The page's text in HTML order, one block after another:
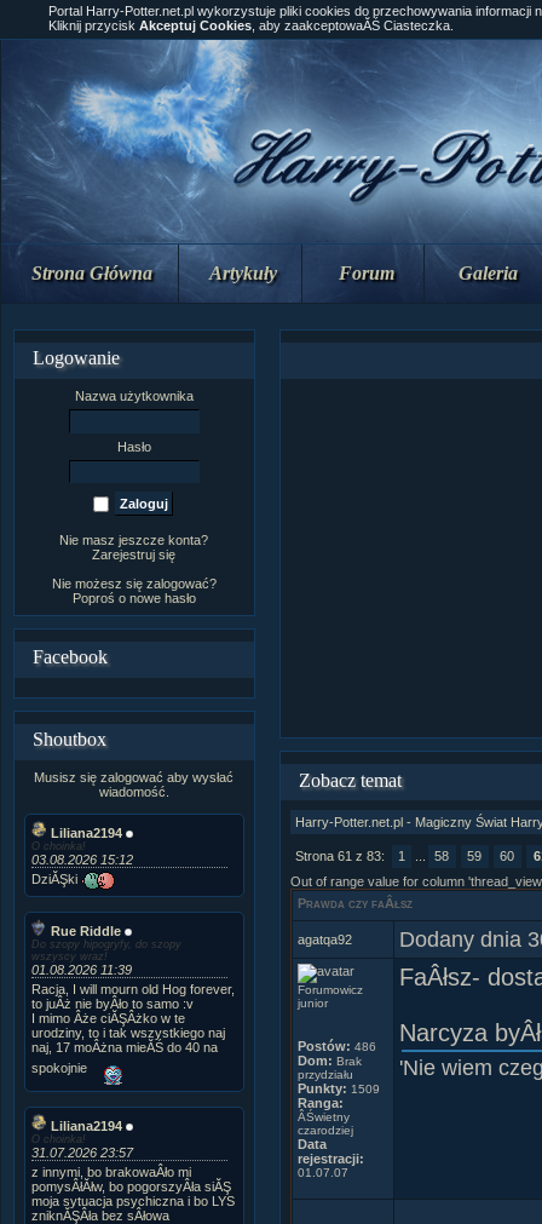
Strona Główna Artykuły Forum Galeria
Logowanie
Nazwa użytkownika
Hasło
Nie masz jeszcze konta?
Zarejestruj się
Nie możesz się zalogować?
Poproś o nowe hasło
Facebook
Shoutbox
Musisz się zalogować aby wysłać
wiadomość.
Liliana2194
O choinka!
03.08.2026 15:12
DziĂŞki
Rue Riddle
Do szopy hipogryfy, do szopy
wszyscy wraz!
01.08.2026 11:39
Racja, I will mourn old Hog forever,
to juÂż nie byÂło to samo :v
I mimo Âże ciĂŞÂżko w te
urodziny, to i tak wszystkiego naj
naj, 17 moÂżna mieĂŚ do 40 na
spokojnie
Liliana2194
O choinka!
31.07.2026 23:57
z innymi, bo brakowaÂło mi
pomysÂłĂłw, bo pogorszyÂła siĂŞ
moja sytuacja psychiczna i bo LYS
zniknĂŞÂła bez sÂłowa
Portal Harry-Potter.net.pl wykorzystuje pliki cookies do przechowywania informacji
Kliknij przycisk Akceptuj Cookies , aby zaakceptowaĂŚ Ciasteczka.
Zobacz temat
Harry-Potter.net.pl - Magiczny Świat
Strona 61 z 83: 1 58 59 60
Out of range value for column
Prawda czy faÂłsz
agatqa92 Dodany dnia
Forumowicz
junior
Postów: 486
Dom: Brak
przydziału
Punkty: 1509
Ranga:
ÂŚwietny
czarodziej
Data
rejestracji:
01.07.07
FaÂłsz-
Narcyza
'Nie wiem